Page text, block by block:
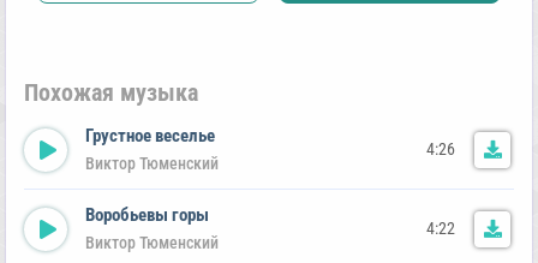
Похожая музыка
Грустное веселье
Виктор Тюменский
4:26
Воробьевы горы
Виктор Тюменский
4:22